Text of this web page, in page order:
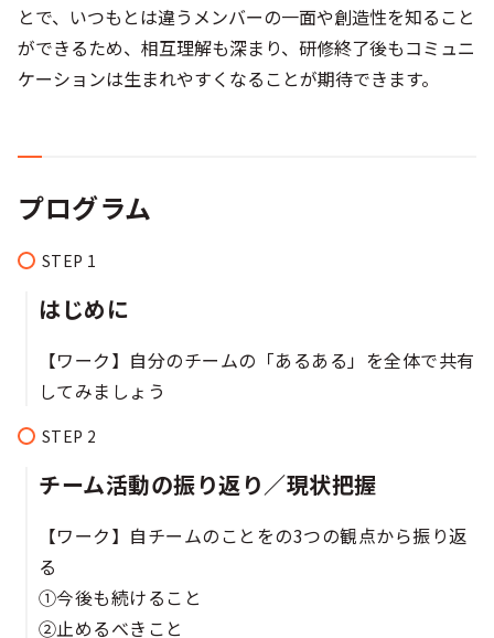
とで、いつもとは違うメンバーの一面や創造性を知ること
ができるため、相互理解も深まり、研修終了後もコミュニ
ケーションは生まれやすくなることが期待できます。
プログラム
はじめに
【ワーク】自分のチームの「あるある」を全体で共有
してみましょう​​​
チーム活動の振り返り／現状把握​​​​
【ワーク】自チームのことをの3つの観点から振り返
る​
①今後も続けること​
​②止めるべきこと​